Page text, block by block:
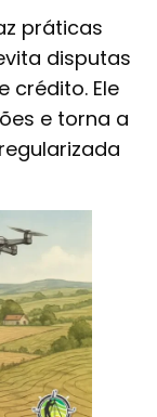
práticas
disputas
crédito. Ele
e torna a